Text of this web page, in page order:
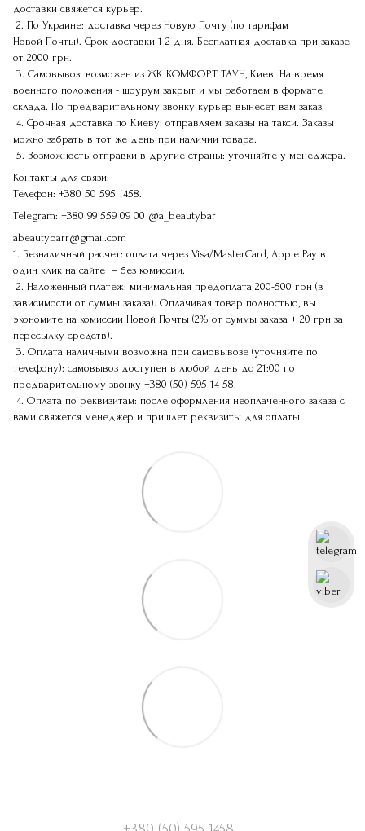
доставки свяжется курьер.
2. По Украине: доставка через Новую Почту (по тарифам
Новой Почты). Срок доставки 1-2 дня. Бесплатная доставка при заказе
от 2000 грн.
3. Самовывоз: возможен из ЖК КОМФОРТ ТАУН, Киев. На время
военного положения - шоурум закрыт и мы работаем в формате
склада. По предварительному звонку курьер вынесет вам заказ.
4. Срочная доставка по Киеву: отправляем заказы на такси. Заказы
можно забрать в тот же день при наличии товара.
5. Возможность отправки в другие страны: уточняйте у менеджера.
Контакты для связи:
Телефон: +380 50 595 1458.
Telegram: +380 99 559 09 00 @a_beautybar
abeautybarr@gmail.com
1. Безналичный расчет: оплата через Visa/MasterCard, Apple Pay в
один клик на сайте – без комиссии.
2. Наложенный платеж: минимальная предоплата 200-500 грн (в
зависимости от суммы заказа). Оплачивая товар полностью, вы
экономите на комиссии Новой Почты (2% от суммы заказа + 20 грн за
пересылку средств).
3. Оплата наличными возможна при самовывозе (уточняйте по
телефону): самовывоз доступен в любой день до 21:00 по
предварительному звонку +380 (50) 595 14 58.
4. Оплата по реквизитам: после оформления неоплаченного заказа с
вами свяжется менеджер и пришлет реквизиты для оплаты.